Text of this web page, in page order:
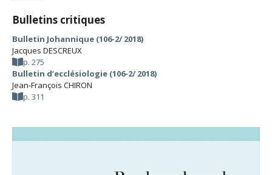
Bulletins critiques
Bulletin Johannique (106-2/ 2018)
Jacques DESCREUX
p. 275
Bulletin d’ecclésiologie (106-2/ 2018)
Jean-François CHIRON
p. 311